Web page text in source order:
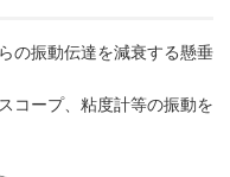
の振動伝達を減衰する懸垂
コープ、粘度計等の振動を